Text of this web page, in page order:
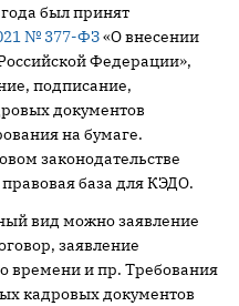
был принят
№ 377-ФЗ«О внесении
Федерации»,
подписание,
документов
на бумаге.
законодательстве
база для КЭДО.
вид можно заявление
заявление
времени и пр. Требования
кадровых документов